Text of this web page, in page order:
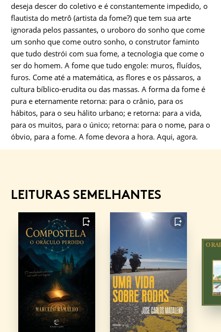
deseja descer do coletivo e é constantemente impedido, o
flautista do metrô (artista da fome?) que tem sua arte
ignorada pelos passantes, o uroboro do sonho que come
um sonho que come outro sonho, o construtor faminto
que tudo destrói com sua fome, a tecnologia que come o
ser do homem. A fome que tudo engole: muros, fluídos,
furos. Come até a matemática, as flores e os pássaros, a
cultura bíblico-erudita ou das massas. A forma da fome é
pura e eternamente retorna: para o crânio, para os
hábitos, para o seu hálito urbano; e retorna: para a vida,
para os muitos, para o único; retorna: para o nome, para o
óbvio, para a fome. A fome devora a hora. Aqui, agora.
LEITURAS SEMELHANTES
FAVORITO FAVORITO